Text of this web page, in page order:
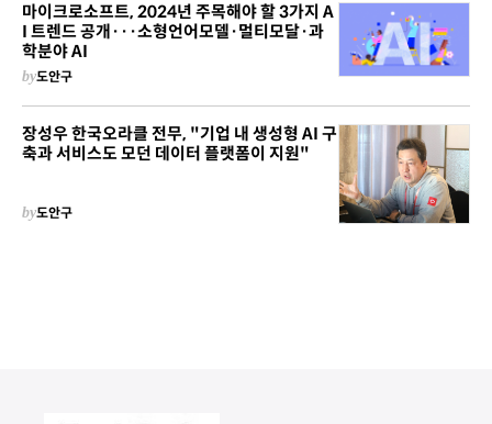
마이크로소프트, 2024년 주목해야 할 3가지 A
I 트렌드 공개···소형언어모델·멀티모달·과
학분야 AI
by도안구
장성우 한국오라클 전무, "기업 내 생성형 AI 구
축과 서비스도 모던 데이터 플랫폼이 지원"
by도안구